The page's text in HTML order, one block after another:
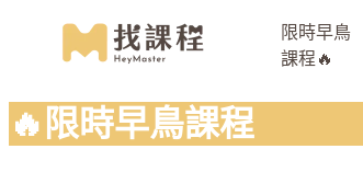
限時早鳥
課程🔥
🔥限時早鳥課程